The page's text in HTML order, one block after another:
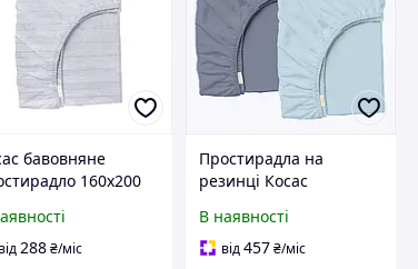
бавовняне
160х200
від 288 ₴/міс
Простирадла на
резинці Косас
штуки, 85P5E8654
В наявності
від457₴/міс